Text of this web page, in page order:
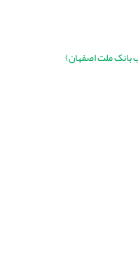
بانک ملت اصفهان)